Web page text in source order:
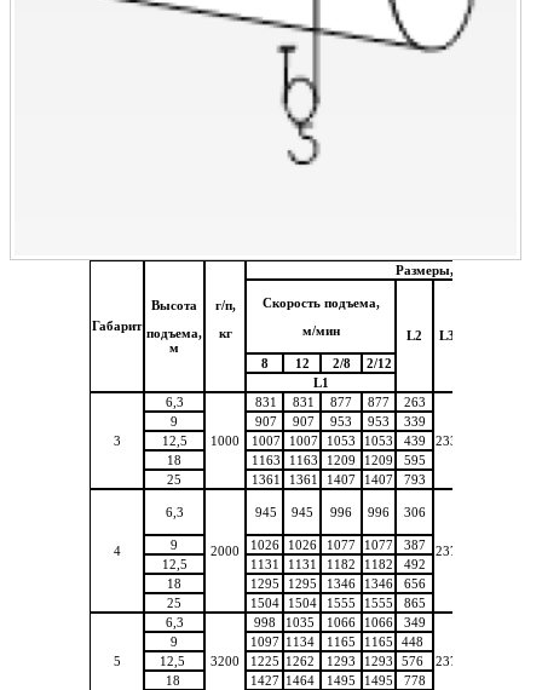
Габарит
Высота
подъема,
м
г/п,
кг
Размеры, мм
Скорость подъема,
м/мин
L2 L3
8
12 2/8
2/12
L1
3
6,3
1000
831 831 877 877 263
233
9 907 907 953 953
339
12,5
1007 1007 1053 1053
439
18
1163 1163 1209 1209
595
25
1361 1361 1407 1407 793
4
6,3
2000
945 945 996 996 306
237
9 1026 1026 1077 1077
387
12,5
1131 1131 1182 1182
492
18
1295 1295 1346 1346
656
25
1504 1504 1555 1555 865
5
6,3
3200
998 1035 1066 1066 349
237
9 1097 1134 1165 1165
448
12,5
1225 1262 1293 1293
576
18
1427 1464 1495 1495
778